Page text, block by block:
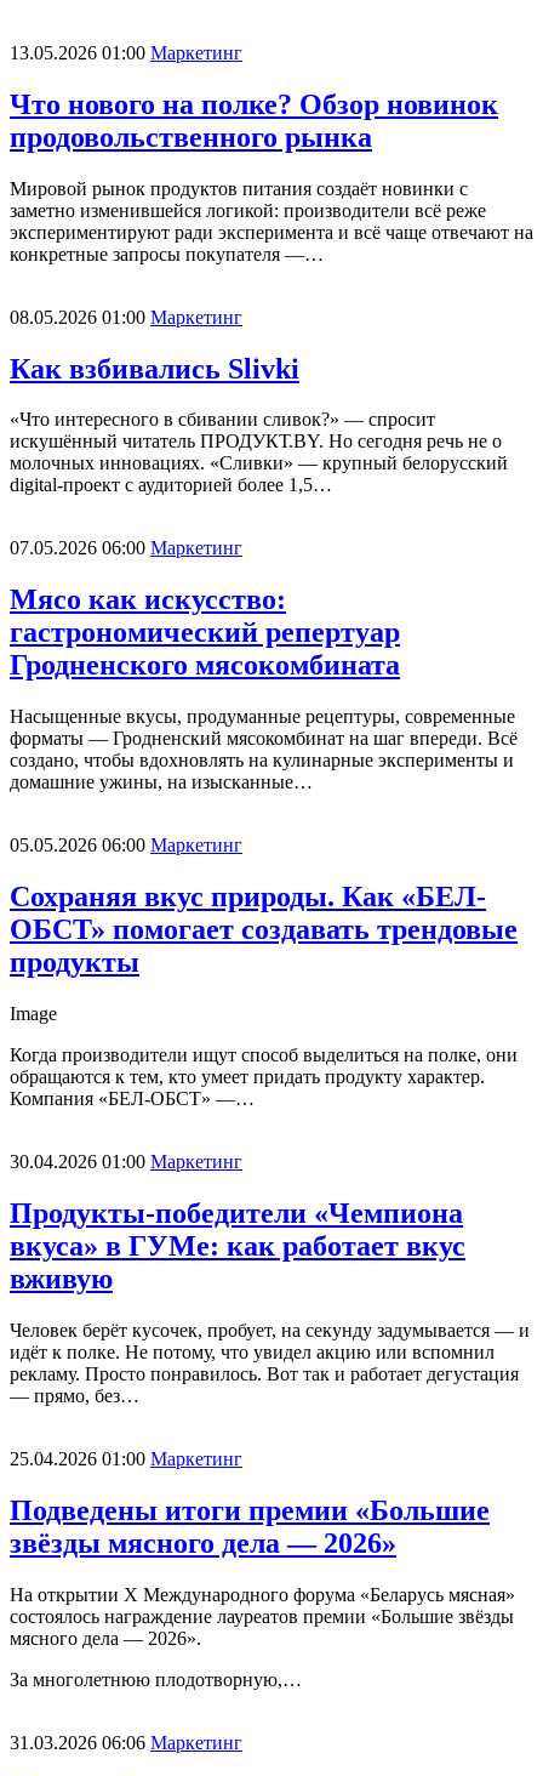
13.05.2026 01:00 Маркетинг
Что нового на полке? Обзор новинок
продовольственного рынка
Мировой рынок продуктов питания создаёт новинки с
заметно изменившейся логикой: производители всё реже
экспериментируют ради эксперимента и всё чаще отвечают на
конкретные запросы покупателя —…
08.05.2026 01:00 Маркетинг
Как взбивались Slivki
«Что интересного в сбивании сливок?» — спросит
искушённый читатель ПРОДУКТ.BY. Но сегодня речь не о
молочных инновациях. «Сливки» — крупный белорусский
digital-проект с аудиторией более 1,5…
07.05.2026 06:00 Маркетинг
Мясо как искусство:
гастрономический репертуар
Гродненского мясокомбината
Насыщенные вкусы, продуманные рецептуры, современные
форматы — Гродненский мясокомбинат на шаг впереди. Всё
создано, чтобы вдохновлять на кулинарные эксперименты и
домашние ужины, на изысканные…
05.05.2026 06:00 Маркетинг
Сохраняя вкус природы. Как «БЕЛ-
ОБСТ» помогает создавать трендовые
продукты
Image
Когда производители ищут способ выделиться на полке, они
обращаются к тем, кто умеет придать продукту характер.
Компания «БЕЛ-ОБСТ» —…
30.04.2026 01:00 Маркетинг
Продукты-победители «Чемпиона
вкуса» в ГУМе: как работает вкус
вживую
Человек берёт кусочек, пробует, на секунду задумывается — и
идёт к полке. Не потому, что увидел акцию или вспомнил
рекламу. Просто понравилось. Вот так и работает дегустация
— прямо, без…
25.04.2026 01:00 Маркетинг
Подведены итоги премии «Большие
звёзды мясного дела — 2026»
На открытии Х Международного форума «Беларусь мясная»
состоялось награждение лауреатов премии «Большие звёзды
мясного дела — 2026».
За многолетнюю плодотворную,…
31.03.2026 06:06 Маркетинг